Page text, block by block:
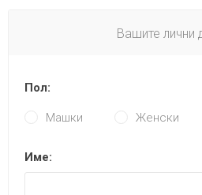
Вашите лични
Пол:
Машки Женски
Име: